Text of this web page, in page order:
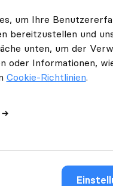
um Ihre
bereitzustellen und
unten, um der
oder Informationen,
Cookie-Richtlinien.